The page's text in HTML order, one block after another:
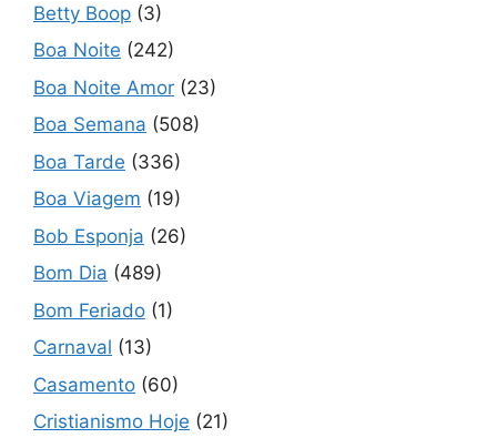
Betty Boop (3)
Boa Noite (242)
Boa Noite Amor (23)
Boa Semana (508)
Boa Tarde (336)
Boa Viagem (19)
Bob Esponja (26)
Bom Dia (489)
Bom Feriado (1)
Carnaval (13)
Casamento (60)
Cristianismo Hoje (21)